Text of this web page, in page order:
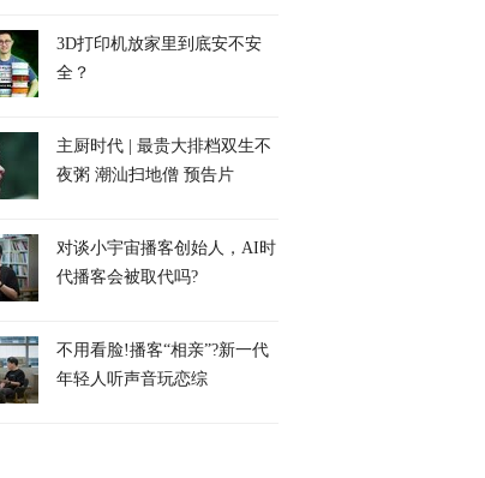
3D打印机放家里到底安不安
全？
主厨时代 | 最贵大排档双生不
夜粥 潮汕扫地僧 预告片
对谈小宇宙播客创始人，AI时
代播客会被取代吗?
不用看脸!播客“相亲”?新一代
年轻人听声音玩恋综